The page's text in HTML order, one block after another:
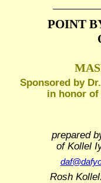
POINT
Sponsored by
in honor of
prepared
of Kollel
Rosh